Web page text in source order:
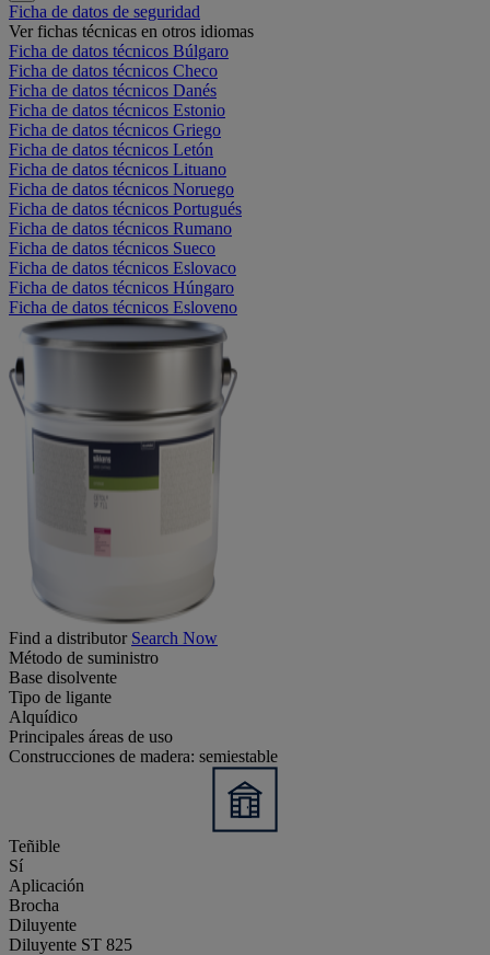
Ficha de datos de seguridad
Ver fichas técnicas en otros idiomas
Ficha de datos técnicos Búlgaro
Ficha de datos técnicos Checo
Ficha de datos técnicos Danés
Ficha de datos técnicos Estonio
Ficha de datos técnicos Griego
Ficha de datos técnicos Letón
Ficha de datos técnicos Lituano
Ficha de datos técnicos Noruego
Ficha de datos técnicos Portugués
Ficha de datos técnicos Rumano
Ficha de datos técnicos Sueco
Ficha de datos técnicos Eslovaco
Ficha de datos técnicos Húngaro
Ficha de datos técnicos Esloveno
Find a distributor Search Now
Método de suministro
Base disolvente
Tipo de ligante
Alquídico
Principales áreas de uso
Construcciones de madera: semiestable
Teñible
Sí
Aplicación
Brocha
Diluyente
Diluyente ST 825